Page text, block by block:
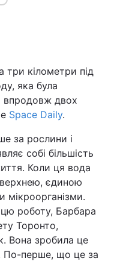
три кілометри під
яка була
впродовж двох
Space Daily.
за рослини і
собі більшість
Коли ця вода
єдиною
роботу, Барбара
Торонто,
Вона зробила це
По-перше, що це за